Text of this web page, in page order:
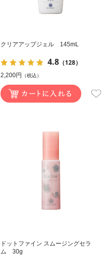
クリアアップジェル 145mL
4.8 （128）
2,200円 （税込）
ドットファイン スムージングセラ
ム 30g